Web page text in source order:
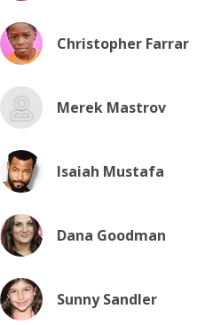
Christopher Farrar
Merek Mastrov
Isaiah Mustafa
Dana Goodman
Sunny Sandler